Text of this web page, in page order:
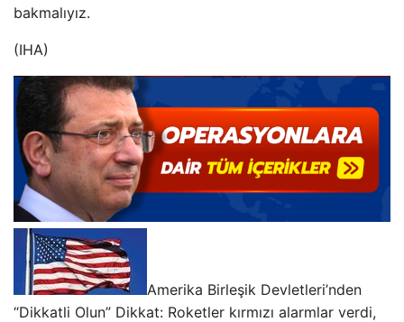
bakmalıyız.
(IHA)
Amerika Birleşik Devletleri’nden
“Dikkatli Olun” Dikkat: Roketler kırmızı alarmlar verdi,